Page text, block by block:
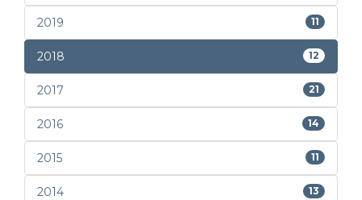
2019 11
2018 12
2017 21
2016 14
2015 11
2014 13